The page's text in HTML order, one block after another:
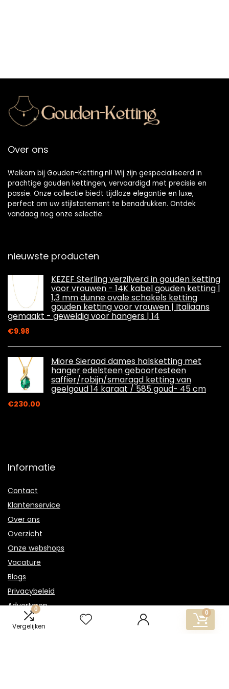
0
Vergelijken
0
Over ons
Welkom bij Gouden-Ketting.nl! Wij zijn gespecialiseerd in
prachtige gouden kettingen, vervaardigd met precisie en
passie. Onze collectie biedt tijdloze elegantie en luxe,
perfect om uw stijlstatement te benadrukken. Ontdek
vandaag nog onze selectie.
nieuwste producten
KEZEF Sterling verzilverd in gouden ketting
voor vrouwen - 14K kabel gouden ketting |
1,3 mm dunne ovale schakels ketting
gouden ketting voor vrouwen | Italiaans
gemaakt - geweldig voor hangers | 14
€9.98
Miore Sieraad dames halsketting met
hanger edelsteen geboortesteen
saffier/robijn/smaragd ketting van
geelgoud 14 karaat / 585 goud- 45 cm
€230.00
Informatie
Contact
Klantenservice
Over ons
Overzicht
Onze webshops
Vacature
Blogs
Privacybeleid
Adverteren
Contact